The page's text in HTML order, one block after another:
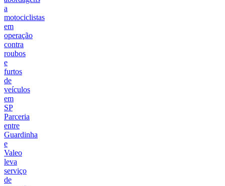
a
motociclistas
em
operação
contra
roubos
e
furtos
de
veículos
em
SP
Parceria
entre
Guardinha
e
Valeo
leva
serviço
de